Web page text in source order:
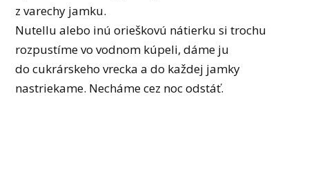
z varechy jamku.
Nutellu alebo inú orieškovú nátierku si trochu
rozpustíme vo vodnom kúpeli, dáme ju
do cukrárskeho vrecka a do každej jamky
nastriekame. Necháme cez noc odstáť.